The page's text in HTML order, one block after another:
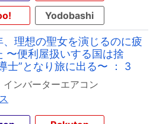
Yodobashi
、理想の聖女を演じるのに疲
〜便利屋扱いする国は捨
士”となり旅に出る〜 ： 3
インバーターエアコン